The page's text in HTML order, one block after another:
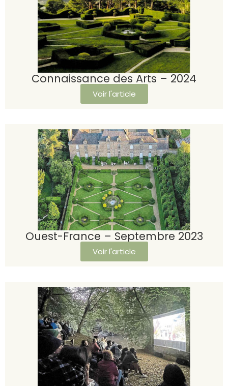
Connaissance des Arts – 2024
Voir l'article
Ouest-France – Septembre 2023
Voir l'article